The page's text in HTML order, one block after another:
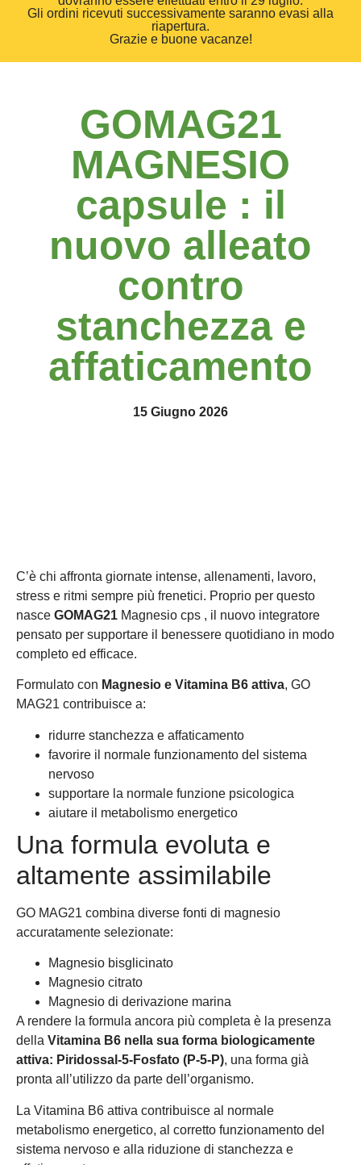
Gli ordini ricevuti successivamente saranno evasi alla
riapertura.
Grazie e buone vacanze!
GOMAG21
MAGNESIO
capsule : il
nuovo alleato
contro
stanchezza e
affaticamento
15 Giugno 2026
C’è chi affronta giornate intense, allenamenti, lavoro,
stress e ritmi sempre più frenetici. Proprio per questo
nasce GOMAG21 Magnesio cps , il nuovo integratore
pensato per supportare il benessere quotidiano in modo
completo ed efficace.
Formulato con Magnesio e Vitamina B6 attiva, GO
MAG21 contribuisce a:
ridurre stanchezza e affaticamento
favorire il normale funzionamento del sistema
nervoso
supportare la normale funzione psicologica
aiutare il metabolismo energetico
Una formula evoluta e
altamente assimilabile
GO MAG21 combina diverse fonti di magnesio
accuratamente selezionate:
Magnesio bisglicinato
Magnesio citrato
Magnesio di derivazione marina
A rendere la formula ancora più completa è la presenza
della Vitamina B6 nella sua forma biologicamente
attiva: Piridossal-5-Fosfato (P-5-P), una forma già
pronta all’utilizzo da parte dell’organismo.
La Vitamina B6 attiva contribuisce al normale
metabolismo energetico, al corretto funzionamento del
sistema nervoso e alla riduzione di stanchezza e